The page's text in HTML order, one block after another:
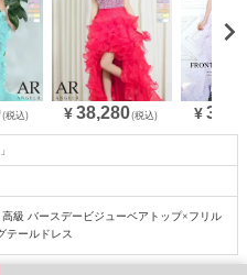
(税込) ¥ 38,280(税込) ¥
級 バースデービジューベアトップ×フリル
テールドレス